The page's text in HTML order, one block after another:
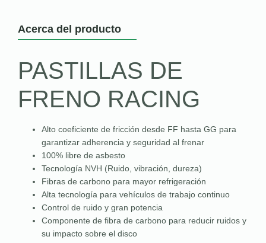
Acerca del producto
PASTILLAS DE
FRENO RACING
Alto coeficiente de fricción desde FF hasta GG para
garantizar adherencia y seguridad al frenar
100% libre de asbesto
Tecnología NVH (Ruido, vibración, dureza)
Fibras de carbono para mayor refrigeración
Alta tecnología para vehículos de trabajo continuo
Control de ruido y gran potencia
Componente de fibra de carbono para reducir ruidos y
su impacto sobre el disco